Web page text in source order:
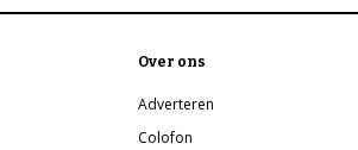
Over ons
Adverteren
Colofon